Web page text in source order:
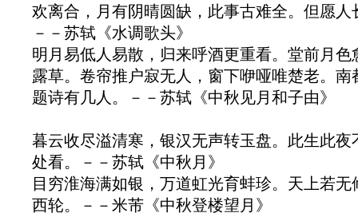
欢离合，月有阴晴圆缺，此事古难全。但愿人
－－苏轼《水调歌头》
明月易低人易散，归来呼酒更重看。堂前月
露草。卷帘推户寂无人，窗下咿哑唯楚老。
题诗有几人。－－苏轼《中秋见月和子由》
暮云收尽溢清寒，银汉无声转玉盘。此生此夜
处看。－－苏轼《中秋月》
目穷淮海满如银，万道虹光育蚌珍。天上若
西轮。－－米芾《中秋登楼望月》